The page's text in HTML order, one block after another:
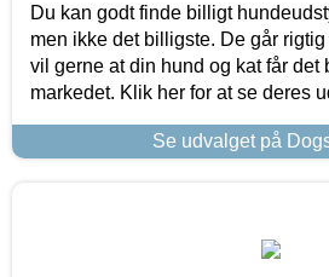
Du kan godt finde billigt
men ikke det billigste. De går
vil gerne at din hund og kat får det
markedet. Klik her for at se deres
Se udvalget på